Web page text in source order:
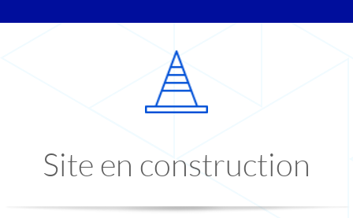
Site en construction